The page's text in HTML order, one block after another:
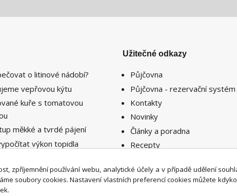
o litinové nádobí?
vepřovou kýtu
kuře s tomatovou
měkké a tvrdé pájení
výkon topidla
?
Užitečné odkazy
Půjčovna
Půjčovna - rezervační systém
Kontakty
Novinky
Články a poradna
Recepty
zpříjemnění používání webu, analytické účely a v případě udělení
soubory cookies. Nastavení vlastních preferencí cookies můžete